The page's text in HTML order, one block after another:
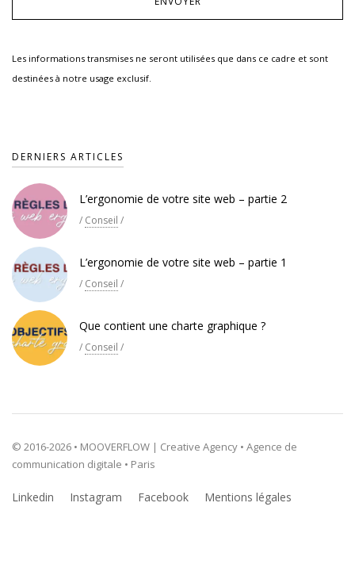
Les informations transmises ne seront utilisées que dans ce cadre et sont
destinées à notre usage exclusif.
DERNIERS ARTICLES
L’ergonomie de votre site web – partie 2
/ Conseil /
L’ergonomie de votre site web – partie 1
/ Conseil /
Que contient une charte graphique ?
/ Conseil /
© 2016-2026 • MOOVERFLOW | Creative Agency • Agence de
communication digitale • Paris
Linkedin Instagram Facebook Mentions légales